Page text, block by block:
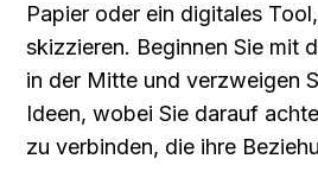
Papier oder ein digitales
skizzieren. Beginnen Sie mit
in der Mitte und verzweigen
Ideen, wobei Sie darauf
zu verbinden, die ihre